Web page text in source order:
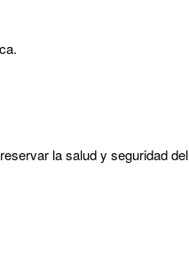
la salud y seguridad del